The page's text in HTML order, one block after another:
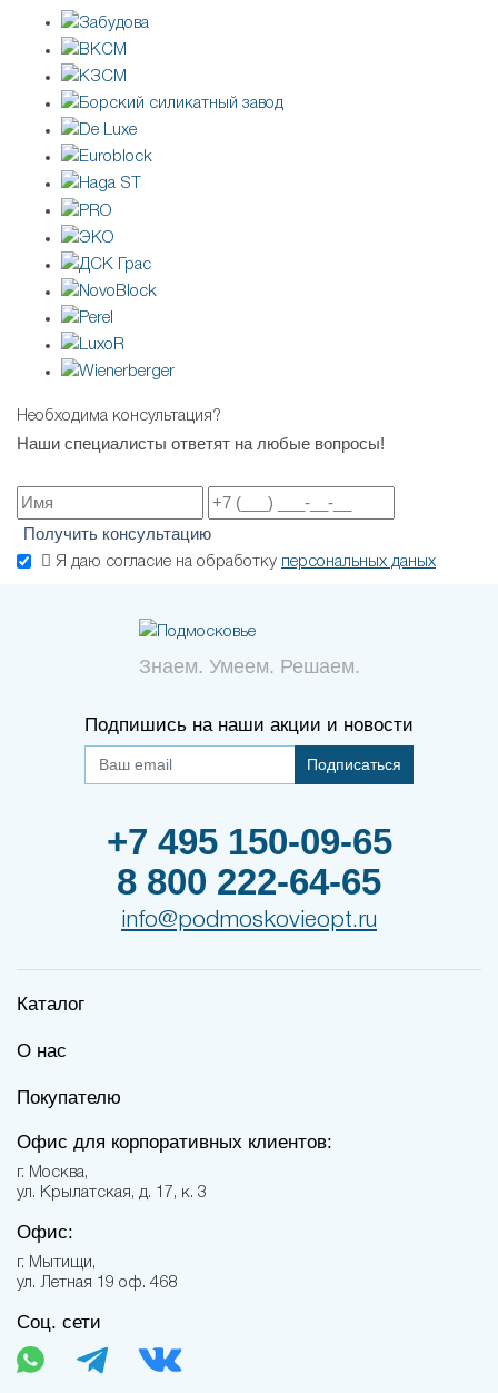
Необходима консультация?
Наши специалисты ответят на любые вопросы!
Получить консультацию
Я даю согласие на обработку персональных даных
Знаем. Умеем. Решаем.
Подпишись на наши акции и новости
Подписаться
+7 495 150-09-65
8 800 222-64-65
info@podmoskovieopt.ru
Каталог
О нас
Покупателю
Офис для корпоративных клиентов:
г. Москва,
ул. Крылатская, д. 17, к. 3
Офис:
г. Мытищи,
ул. Летная 19 оф. 468
Соц. сети